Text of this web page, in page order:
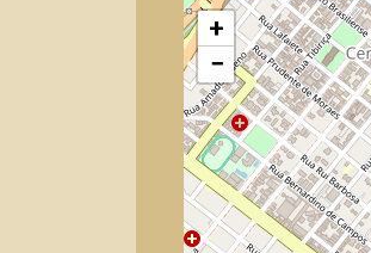
+
−